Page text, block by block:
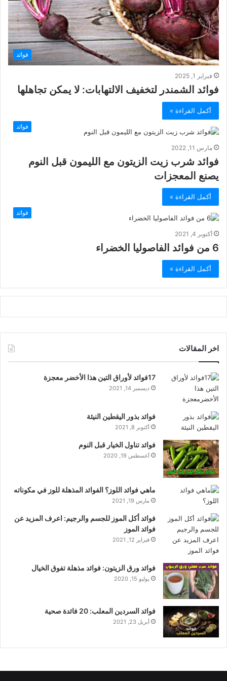
فوائد
فبراير 1, 2025
فوائد الشمندر لتخفيف الالتهابات: لا يمكن تجاهلها
أكمل القراءة »
فوائد
مارس 11, 2022
فوائد شرب زيت الزيتون مع الليمون قبل النوم
يصنع المعجزات
أكمل القراءة »
فوائد
أكتوبر 4, 2021
6 من فوائد الفاصوليا الخضراء
أكمل القراءة »
اخر المقالات
17فوائد لأوراق التين هذا الأخضر معجزة
ديسمبر 14, 2021
فوائد بذور اليقطين النيئة
أكتوبر 8, 2021
فوائد تناول الخيار قبل النوم
أغسطس 19, 2020
ماهي فوائد اللوز؟ الفوائد المذهلة للوز في مكوناته
مارس 19, 2021
فوائد أكل الموز للجسم والرجيم: اعرف المزيد عن
فوائد الموز
فبراير 12, 2021
فوائد ورق الزيتون: فوائد مذهلة تفوق الخيال
يوليو 15, 2020
فوائد السردين المعلب: 20 فائدة صحية
أبريل 23, 2021